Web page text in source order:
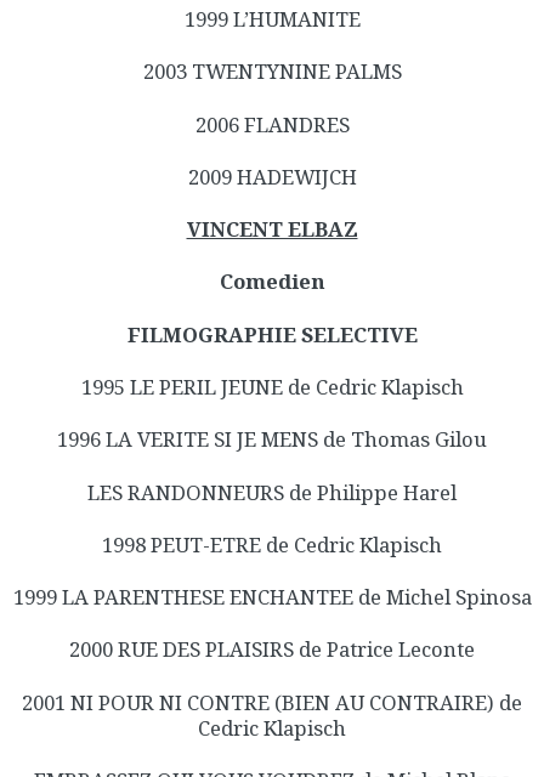
1999 L’HUMANITE
2003 TWENTYNINE PALMS
2006 FLANDRES
2009 HADEWIJCH
VINCENT ELBAZ
Comedien
FILMOGRAPHIE SELECTIVE
1995 LE PERIL JEUNE de Cedric Klapisch
1996 LA VERITE SI JE MENS de Thomas Gilou
LES RANDONNEURS de Philippe Harel
1998 PEUT-ETRE de Cedric Klapisch
1999 LA PARENTHESE ENCHANTEE de Michel Spinosa
2000 RUE DES PLAISIRS de Patrice Leconte
2001 NI POUR NI CONTRE (BIEN AU CONTRAIRE) de
Cedric Klapisch